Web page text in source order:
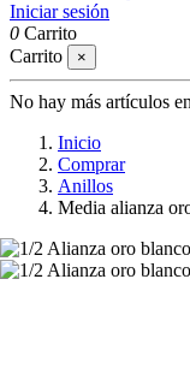
Iniciar sesión
0 Carrito
Carrito
×
No hay más artículos
Inicio
Comprar
Anillos
Media alianza